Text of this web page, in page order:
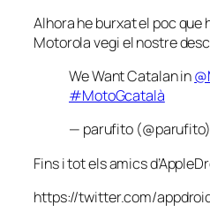
Alhora he burxat el poc que
Motorola vegi el nostre
We Want Catalan in
#MotoGcatalà
— parufito (@parufito)
Fins i tot els amics
https://twitter.com/